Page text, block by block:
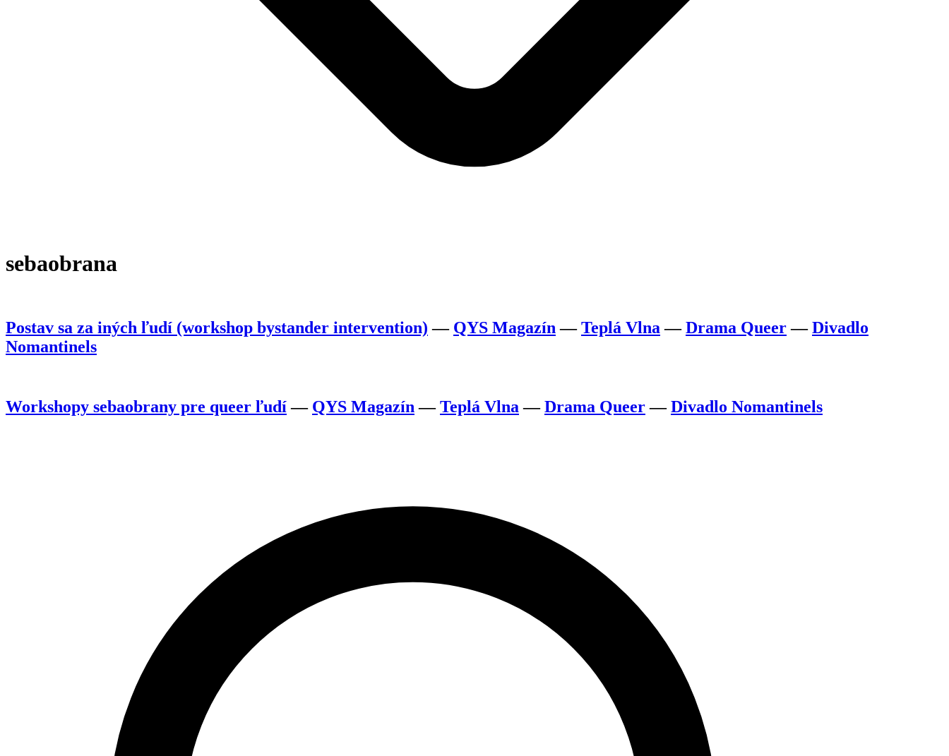
sebaobrana
Postav sa za iných ľudí (workshop bystander intervention) — QYS Magazín —Teplá Vlna —Drama Queer —Divadlo
Nomantinels
Workshopy sebaobrany pre queer ľudí — QYS Magazín —Teplá Vlna —Drama Queer —Divadlo Nomantinels